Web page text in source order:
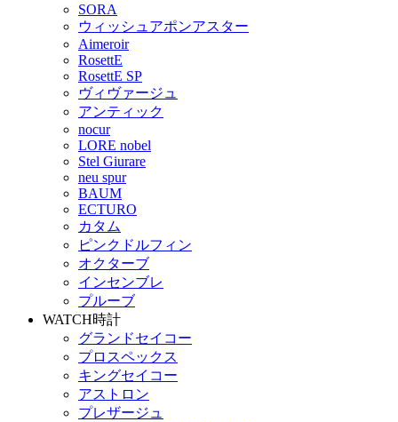
SORA
ウィッシュアポンアスター
Aimeroir
RosettE
RosettE SP
ヴィヴァージュ
アンティック
nocur
LORE nobel
Stel Giurare
neu spur
BAUM
ECTURO
カタム
ピンクドルフィン
オクターブ
インセンブレ
プルーブ
WATCH時計
グランドセイコー
プロスペックス
キングセイコー
アストロン
プレザージュ